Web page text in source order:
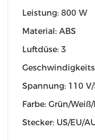
Leistung: 800 W
Material: ABS
Luftdüse: 3
Spannung: 110
Farbe: Grün/
Stecker: US/EU/